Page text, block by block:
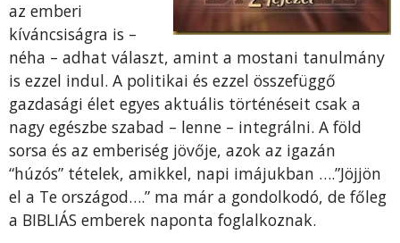
az emberi
kíváncsiságra is –
néha – adhat választ, amint a mostani tanulmány
is ezzel indul. A politikai és ezzel összefüggő
gazdasági élet egyes aktuális történéseit csak a
nagy egészbe szabad – lenne – integrálni. A föld
sorsa és az emberiség jövője, azok az igazán
“húzós” tételek, amikkel, napi imájukban ….”Jöjjön
el a Te országod….” ma már a gondolkodó, de főleg
a BIBLIÁS emberek naponta foglalkoznak.